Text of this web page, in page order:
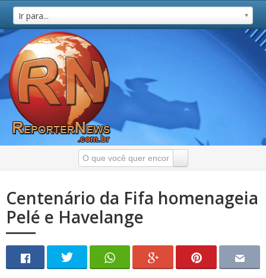
Ir para...
Centenário da Fifa homenageia
Pelé e Havelange